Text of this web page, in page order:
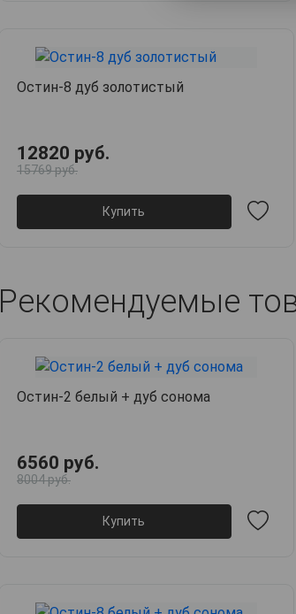
Остин-8 дуб золотистый
12820 руб.
15769 руб.
Купить
Рекомендуемые
Остин-2 белый + дуб сонома
6560 руб.
8004 руб.
Купить